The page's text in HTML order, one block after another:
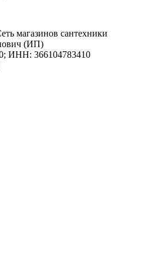
магазинов сантехники
(ИП)
ИНН: 366104783410